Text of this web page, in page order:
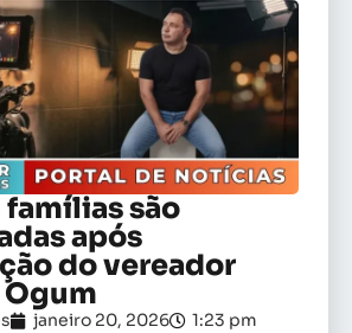
famílias são
após
do vereador
janeiro 20, 2026
1:23 pm